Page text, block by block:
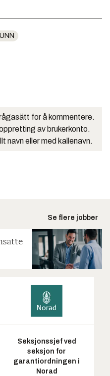
for å kommentere.
av brukerkonto.
navn eller med kallenavn.
Se flere jobber
Seksjonssjef ved
seksjon for
garantiordningen i
Norad